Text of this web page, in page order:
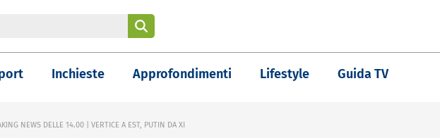
Inchieste Approfondimenti Lifestyle Guida TV
NEWS DELLE 14.00 | VERTICE A EST, PUTIN DA XI